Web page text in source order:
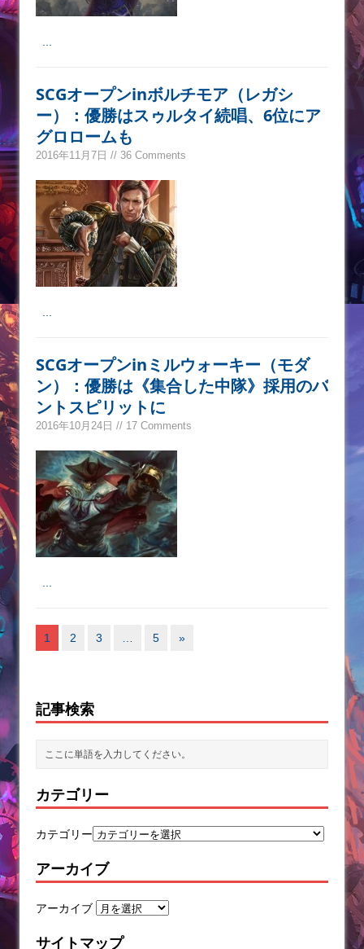
SCGオープンinボルチモア（レガシ
ー）：優勝はスゥルタイ続唱、6位にア
グロロームも
2016年11月7日 // 36 Comments
SCGオープンinミルウォーキー（モダ
ン）：優勝は《集合した中隊》採用のバ
ントスピリットに
2016年10月24日 // 17 Comments
1 2 3 5 »
記事検索
カテゴリー
カテゴリー
アーカイブ
アーカイブ
サイトマップ